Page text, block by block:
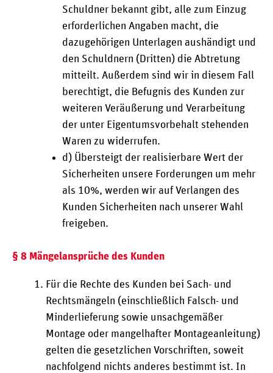
Schuldner bekannt gibt, alle zum Einzug
erforderlichen Angaben macht, die
dazugehörigen Unterlagen aushändigt und
den Schuldnern (Dritten) die Abtretung
mitteilt. Außerdem sind wir in diesem Fall
berechtigt, die Befugnis des Kunden zur
weiteren Veräußerung und Verarbeitung
der unter Eigentumsvorbehalt stehenden
Waren zu widerrufen.
d) Übersteigt der realisierbare Wert der
Sicherheiten unsere Forderungen um mehr
als 10%, werden wir auf Verlangen des
Kunden Sicherheiten nach unserer Wahl
freigeben.
§ 8 Mängelansprüche des Kunden
Für die Rechte des Kunden bei Sach- und
Rechtsmängeln (einschließlich Falsch- und
Minderlieferung sowie unsachgemäßer
Montage oder mangelhafter Montageanleitung)
gelten die gesetzlichen Vorschriften, soweit
nachfolgend nichts anderes bestimmt ist. In